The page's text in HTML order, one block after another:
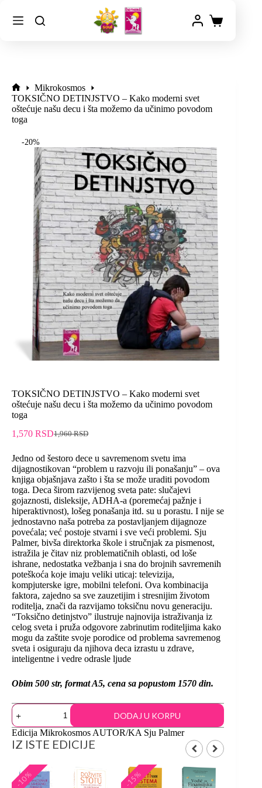
Mikrokosmos
TOKSIČNO DETINJSTVO – Kako moderni svet
oštećuje našu decu i šta možemo da učinimo povodom
toga
-20%
TOKSIČNO DETINJSTVO – Kako moderni svet
oštećuje našu decu i šta možemo da učinimo povodom
toga
1,960RSD
1,570 RSD
Jedno od šestoro dece u savremenom svetu ima
dijagnostikovan “problem u razvoju ili ponašanju” – ova
knjiga objašnjava zašto i šta se može uraditi povodom
toga. Deca širom razvijenog sveta pate: slučajevi
gojaznosti, disleksije, ADHA-a (poremećaj pažnje i
hiperaktivnost), lošeg ponašanja itd. su u porastu. I nije se
jednostavno naša potreba za postavljanjem dijagnoze
povećala; već postoje stvarni i sve veći problemi. Sju
Palmer, bivša direktorka škole i stručnjak za pismenost,
istražila je čitav niz problematičnih oblasti, od loše
ishrane, nedostatka vežbanja i sna do brojnih savremenih
poteškoća koje imaju veliki uticaj: televizija,
kompjuterske igre, mobilni telefoni. Ova kombinacija
faktora, zajedno sa sve zauzetijim i stresnijim životom
roditelja, znači da razvijamo toksičnu novu generaciju.
“Toksično detinjstvo” ilustruje najnovija istraživanja iz
celog sveta i pruža odgovore zabrinutim roditeljima kako
mogu da zaštite svoje porodice od problema savremenog
sveta i osiguraju da njihova deca izrastu u zdrave,
inteligentne i vedre odrasle ljude
Obim 500 str, format A5, cena sa popustom 1570 din.
DODAJ U KORPU
Edicija Mikrokosmos AUTOR/KA Sju Palmer
IZ ISTE EDICIJE
-10% -15%